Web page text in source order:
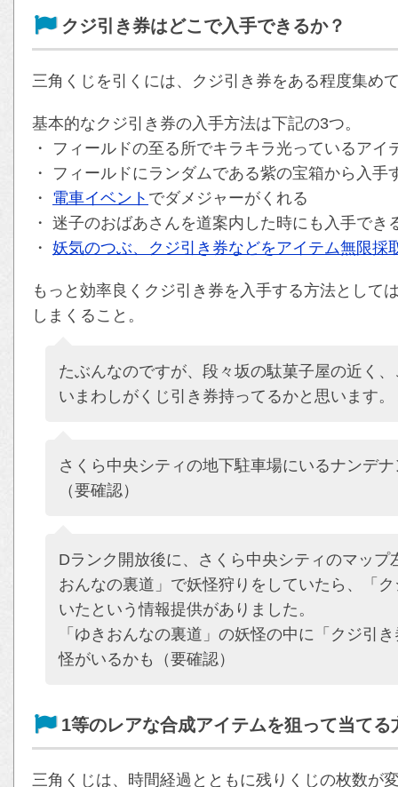
クジ引き券はどこで入手できるか？
三角くじを引くには、クジ引き券をある程度集め
基本的なクジ引き券の入手方法は下記の3つ。
・ フィールドの至る所でキラキラ光っているア
・ フィールドにランダムである紫の宝箱から入手
・ 電車イベント でダメジャーがくれる
・ 迷子のおばあさんを道案内した時にも入手でき
・ 妖気のつぶ、クジ引き券などをアイテム無限採
もっと効率良くクジ引き券を入手する方法として
しまくること。
たぶんなのですが、段々坂の駄菓子屋の近く
いまわしがくじ引き券持ってるかと思います
さくら中央シティの地下駐車場にいるナンデ
（要確認）
Dランク開放後に、さくら中央シティのマッ
おんなの裏道」で妖怪狩りをしていたら、「
いたという情報提供がありました。
「ゆきおんなの裏道」の妖怪の中に「クジ引
怪がいるかも（要確認）
1等のレアな合成アイテムを狙って当てる
三角くじは、時間経過とともに残りくじの枚数が